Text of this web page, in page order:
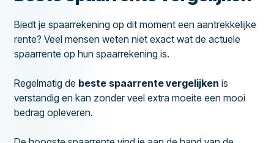
Biedt je spaarrekening op dit moment een aantrekkelijke
rente? Veel mensen weten niet exact wat de actuele
spaarrente op hun spaarrekening is.
Regelmatig de beste spaarrente vergelijken is
verstandig en kan zonder veel extra moeite een mooi
bedrag opleveren.